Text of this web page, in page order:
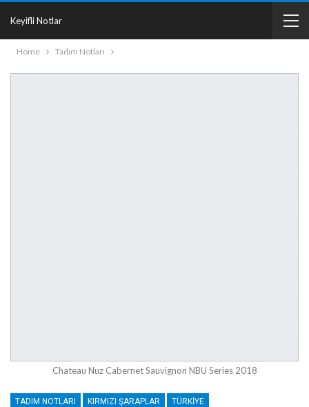
Keyifli Notlar
Home Tadım Notları
Chateau Nuz Cabernet Sauvignon NBU Series 2018
TADIM NOTLARI KIRMIZI ŞARAPLAR TÜRKIYE